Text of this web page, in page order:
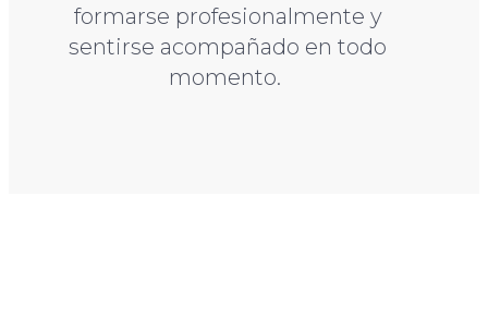
formarse profesionalmente y
sentirse acompañado en todo
momento.